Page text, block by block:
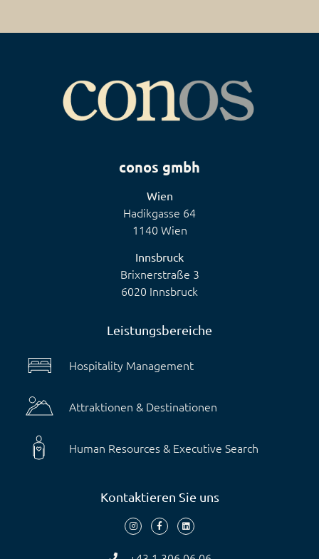
conos gmbh
Wien
Hadikgasse 64
1140 Wien
Innsbruck
Brixnerstraße 3
6020 Innsbruck
Leistungsbereiche
Hospitality Management
Attraktionen & Destinationen
Human Resources & Executive Search
Kontaktieren Sie uns